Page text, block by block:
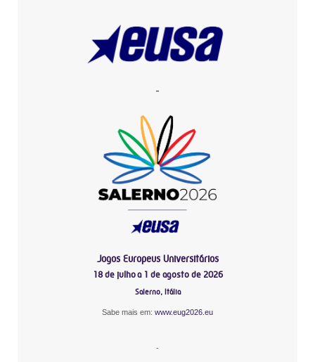
-
Jogos Europeus Universitários
18 de julho a 1 de agosto de 2026
Salerno, Itália
Sabe mais em: www.eug2026.eu
-